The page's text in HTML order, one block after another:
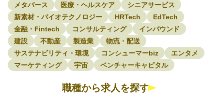
メタバース
医療・ヘルスケア
シニアサービス
新素材・バイオテクノロジー
HRTech
EdTech
金融・Fintech
コンサルティング
インバウンド
建設
不動産 製造業
物流・配送
サステナビリティ・環境
コンシューマーbiz
エンタメ
マーケティング
宇宙 ベンチャーキャピタル
職種から求人を探す